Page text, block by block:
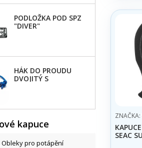
PODLOŽKA POD SPZ
"DIVER"
HÁK DO PROUDU
DVOJITÝ S
kapuce
pro potápění
ZNAČKA:
SEAC